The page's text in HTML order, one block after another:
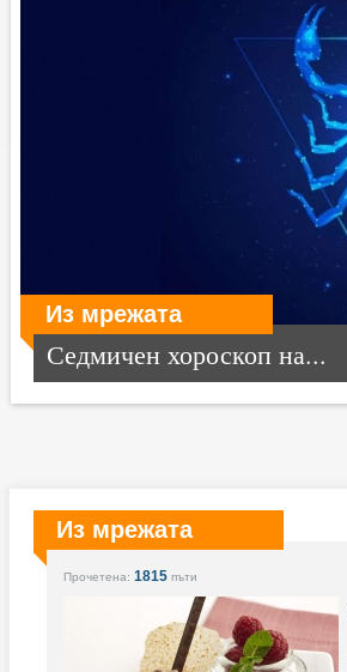
Из мрежата
Седмичен хороскоп на...
Из мрежата
Прочетена: 1815 пъти